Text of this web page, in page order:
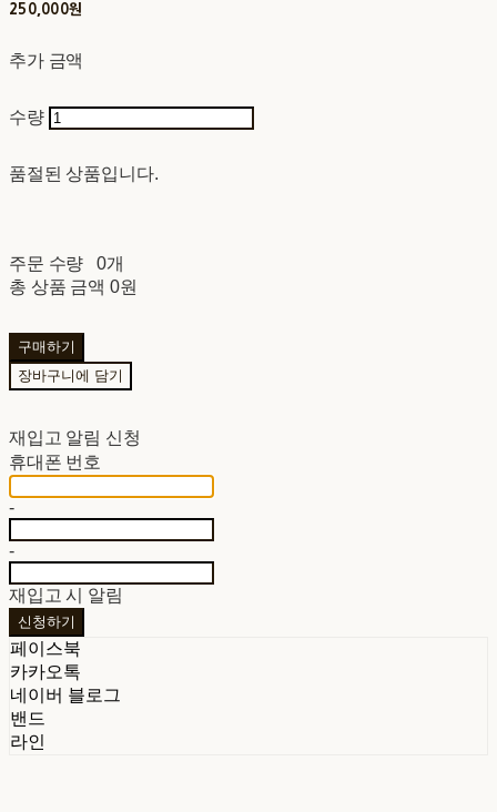
250,000원
추가 금액
수량
품절된 상품입니다.
주문 수량
0개
총 상품 금액 0원
구매하기
장바구니에 담기
재입고 알림 신청
휴대폰 번호
-
-
재입고 시 알림
신청하기
페이스북
카카오톡
네이버 블로그
밴드
라인